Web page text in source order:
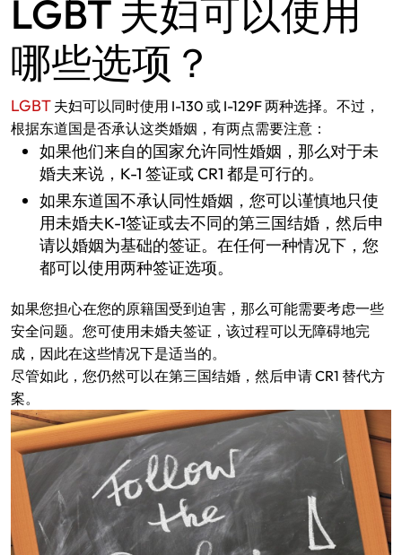
LGBT 夫妇可以使用
哪些选项？
LGBT 夫妇可以同时使用 I-130 或 I-129F 两种选择。不过，
根据东道国是否承认这类婚姻，有两点需要注意：
如果他们来自的国家允许同性婚姻，那么对于未
婚夫来说，K-1 签证或 CR1 都是可行的。
如果东道国不承认同性婚姻，您可以谨慎地只使
用未婚夫K-1签证或去不同的第三国结婚，然后申
请以婚姻为基础的签证。在任何一种情况下，您
都可以使用两种签证选项。
如果您担心在您的原籍国受到迫害，那么可能需要考虑一些
安全问题。您可使用未婚夫签证，该过程可以无障碍地完
成，因此在这些情况下是适当的。
尽管如此，您仍然可以在第三国结婚，然后申请 CR1 替代方
案。